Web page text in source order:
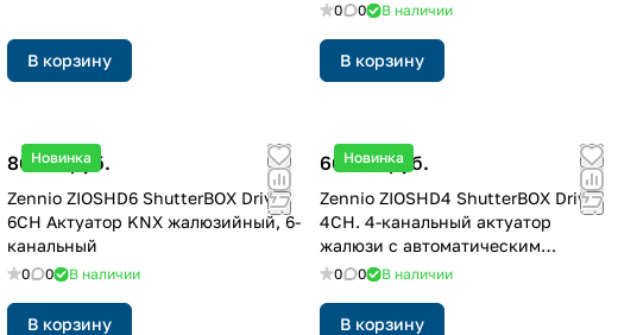
В корзину
0 0 В наличии
В корзину
Новинка
86 211 руб.
Zennio ZIOSHD6 ShutterBOX Drive
6CH Актуатор KNX жалюзийный, 6-
канальный
0 0 В наличии
В корзину
Новинка
66 939 руб.
Zennio ZIOSHD4 ShutterBOX Drive
4CH. 4-канальный актуатор
жалюзи с автоматическим
определением времени движения
0 0 В наличии
В корзину